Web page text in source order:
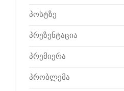
პოსტზე
პრეზენტაცია
პრემიერა
პრობლემა